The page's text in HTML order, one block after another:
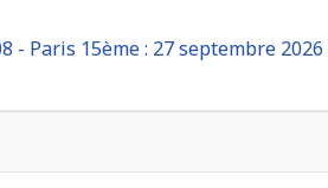
- Paris 15ème : 27 septembre 2026